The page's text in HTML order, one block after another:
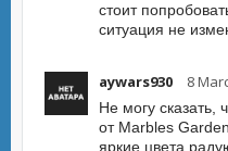
стоит
ситуация не
aywars930 8
Не могу сказать,
от Marbles
яркие цвета